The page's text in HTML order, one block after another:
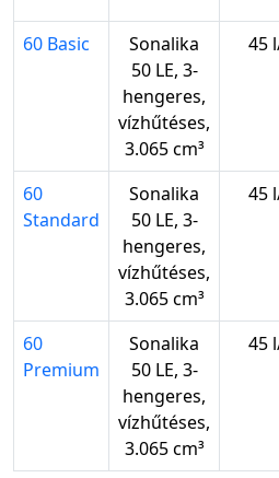
60 Basic
Sonalika
50 LE, 3-
hengeres,
vízhűtéses,
3.065 cm³
45
60
Standard
Sonalika
50 LE, 3-
hengeres,
vízhűtéses,
3.065 cm³
45
60
Premium
Sonalika
50 LE, 3-
hengeres,
vízhűtéses,
3.065 cm³
45